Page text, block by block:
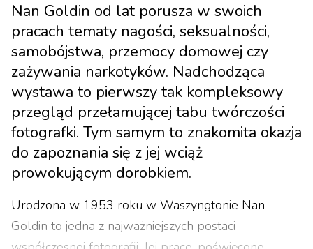
Nan Goldin od lat porusza w swoich
pracach tematy nagości, seksualności,
samobójstwa, przemocy domowej czy
zażywania narkotyków. Nadchodząca
wystawa to pierwszy tak kompleksowy
przegląd przełamującej tabu twórczości
fotografki. Tym samym to znakomita okazja
do zapoznania się z jej wciąż
prowokującym dorobkiem.
Urodzona w 1953 roku w Waszyngtonie Nan
Goldin to jedna z najważniejszych postaci